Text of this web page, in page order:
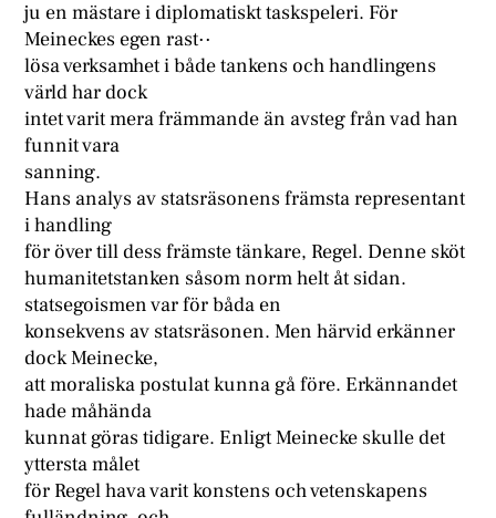
ju en mästare i diplomatiskt taskspeleri. För
Meineckes egen rast··
lösa verksamhet i både tankens och handlingens
värld har dock
intet varit mera främmande än avsteg från vad han
funnit vara
sanning.
Hans analys av statsräsonens främsta representant
i handling
för över till dess främste tänkare, Regel. Denne sköt
humanitetstanken såsom norm helt åt sidan.
statsegoismen var för båda en
konsekvens av statsräsonen. Men härvid erkänner
dock Meinecke,
att moraliska postulat kunna gå före. Erkännandet
hade måhända
kunnat göras tidigare. Enligt Meinecke skulle det
yttersta målet
för Regel hava varit konstens och vetenskapens